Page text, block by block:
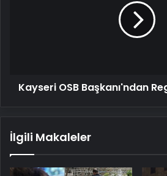
Kayseri OSB Başkanı'ndan
İlgili Makaleler